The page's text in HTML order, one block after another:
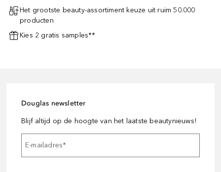
Het grootste beauty-assortiment keuze uit ruim 50.000
producten
Kies 2 gratis samples**
Douglas newsletter
Blijf altijd op de hoogte van het laatste beautynieuws!
E-mailadres*